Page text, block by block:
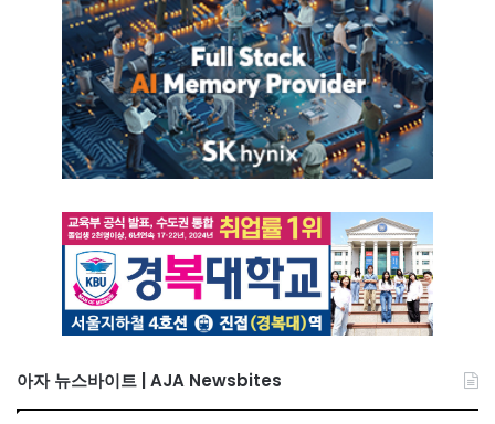
아자 뉴스바이트 | AJA Newsbites